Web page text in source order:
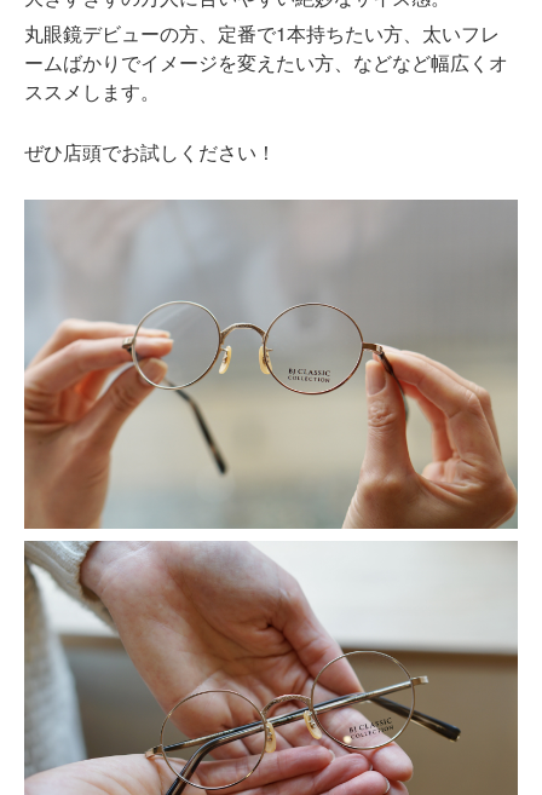
丸眼鏡デビューの方、定番で1本持ちたい方、太いフレ
ームばかりでイメージを変えたい方、などなど幅広くオ
ススメします。
ぜひ店頭でお試しください！